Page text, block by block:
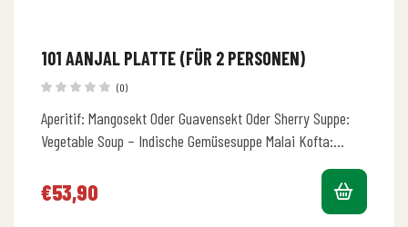
101 AANJAL PLATTE (FÜR 2 PERSONEN)
(0)
Aperitif: Mangosekt Oder Guavensekt Oder Sherry Suppe:
Vegetable Soup – Indische Gemüsesuppe Malai Kofta:
Mandeln,…
€53,90